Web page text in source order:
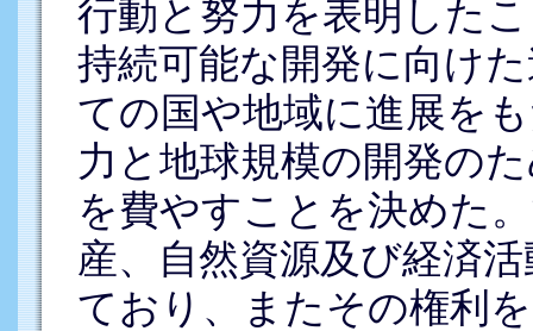
行動と努力を表明した
持続可能な開発に向け
ての国や地域に進展を
力と地球規模の開発の
を費やすことを決めた
産、自然資源及び経済
ており、またその権利